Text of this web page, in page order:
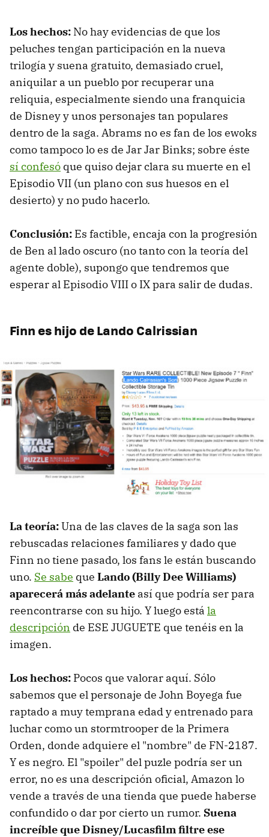
Los hechos: No hay evidencias de que los
peluches tengan participación en la nueva
trilogía y suena gratuito, demasiado cruel,
aniquilar a un pueblo por recuperar una
reliquia, especialmente siendo una franquicia
de Disney y unos personajes tan populares
dentro de la saga. Abrams no es fan de los ewoks
como tampoco lo es de Jar Jar Binks; sobre éste
sí confesó que quiso dejar clara su muerte en el
Episodio VII (un plano con sus huesos en el
desierto) y no pudo hacerlo.
Conclusión: Es factible, encaja con la progresión
de Ben al lado oscuro (no tanto con la teoría del
agente doble), supongo que tendremos que
esperar al Episodio VIII o IX para salir de dudas.
Finn es hijo de Lando Calrissian
La teoría:Una de las claves de la saga son las
rebuscadas relaciones familiares y dado que
Finn no tiene pasado, los fans le están buscando
uno. Se sabe que Lando (Billy Dee Williams)
aparecerá más adelante así que podría ser para
reencontrarse con su hijo. Y luego está la
descripción de ESE JUGUETE que tenéis en la
imagen.
Los hechos: Pocos que valorar aquí. Sólo
sabemos que el personaje de John Boyega fue
raptado a muy temprana edad y entrenado para
luchar como un stormtrooper de la Primera
Orden, donde adquiere el "nombre" de FN-2187.
Y es negro. El "spoiler" del puzle podría ser un
error, no es una descripción oficial, Amazon lo
vende a través de una tienda que puede haberse
confundido o dar por cierto un rumor. Suena
increíble que Disney/Lucasfilm filtre ese